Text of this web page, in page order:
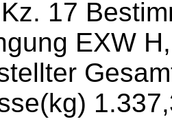
17
EXW